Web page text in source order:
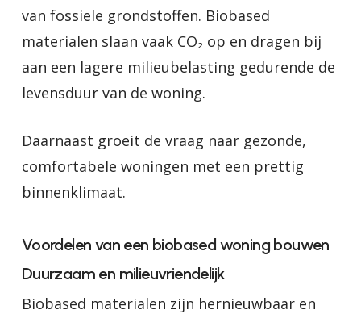
van fossiele grondstoffen. Biobased
materialen slaan vaak CO₂ op en dragen bij
aan een lagere milieubelasting gedurende de
levensduur van de woning.
Daarnaast groeit de vraag naar gezonde,
comfortabele woningen met een prettig
binnenklimaat.
Voordelen van een biobased woning bouwen
Duurzaam en milieuvriendelijk
Biobased materialen zijn hernieuwbaar en